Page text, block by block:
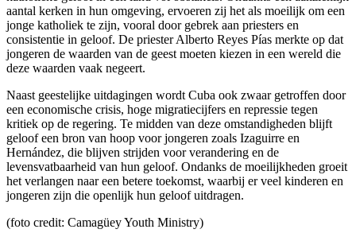
aantal kerken in hun omgeving, ervoeren zij het als moeilijk om een
jonge katholiek te zijn, vooral door gebrek aan priesters en
consistentie in geloof. De priester Alberto Reyes Pías merkte op dat
jongeren de waarden van de geest moeten kiezen in een wereld die
deze waarden vaak negeert.
Naast geestelijke uitdagingen wordt Cuba ook zwaar getroffen door
een economische crisis, hoge migratiecijfers en repressie tegen
kritiek op de regering. Te midden van deze omstandigheden blijft
geloof een bron van hoop voor jongeren zoals Izaguirre en
Hernández, die blijven strijden voor verandering en de
levensvatbaarheid van hun geloof. Ondanks de moeilijkheden groeit
het verlangen naar een betere toekomst, waarbij er veel kinderen en
jongeren zijn die openlijk hun geloof uitdragen.
(foto credit: Camagüey Youth Ministry)